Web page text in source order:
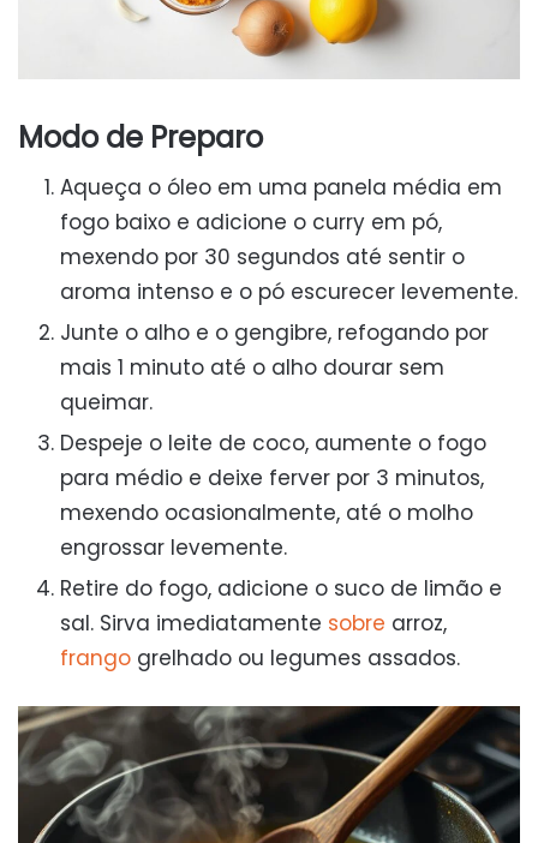
Modo de Preparo
Aqueça o óleo em uma panela média em
fogo baixo e adicione o curry em pó,
mexendo por 30 segundos até sentir o
aroma intenso e o pó escurecer levemente.
Junte o alho e o gengibre, refogando por
mais 1 minuto até o alho dourar sem
queimar.
Despeje o leite de coco, aumente o fogo
para médio e deixe ferver por 3 minutos,
mexendo ocasionalmente, até o molho
engrossar levemente.
Retire do fogo, adicione o suco de limão e
sal. Sirva imediatamente sobre arroz,
frango grelhado ou legumes assados.